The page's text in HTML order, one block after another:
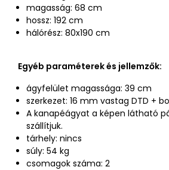
magasság: 68 cm
hossz: 192 cm
hálórész: 80x190 cm
Egyéb paraméterek és jellemzők:
ágyfelület magassága: 39 cm
szerkezet: 16 mm vastag DTD +
A kanapéágyat a képen látható
szállítjuk.
tárhely: nincs
súly: 54 kg
csomagok száma: 2